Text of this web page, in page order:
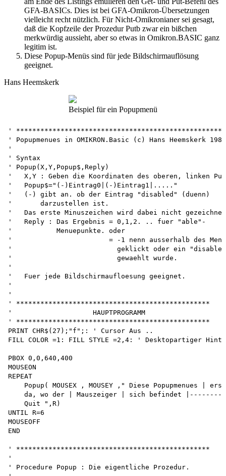
GFA-BASICs. Dies ist bei GFA-Omikron-Übersetzungen
vielleicht recht nützlich. Für Nicht-Omikronianer sei gesagt,
daß die Kopfzeile der Prozedur Putb zwar ein bißchen
merkwürdig aussieht, aber so etwas in Omikron.BASIC ganz
legitim ist.
Diese Popup-Menüs sind für jede Bildschirmauflösung
geeignet.
Hans Heemskerk
Beispiel für ein Popupmenü
' ****************************************************
' Popupmenues in OMIKRON.Basic (c) Hans Heemskerk
'
' Syntax
' Popup(X,Y,Popup$,Reply)
'   X,Y : Geben die Koordinaten des oberen, linken
'   Popup$="(-)Eintrag0|(-)Eintrag1|....."
'   (-) gibt an. ob der Eintrag "disabled" (duenn)
'       darzustellen ist.
'   Das erste Minuszeichen wird dabei nicht
'   Reply : Das Ergebnis = 0,1,2. .. fuer "able"-
'           Menuepunkte. oder
'                        = -1 nenn ausserhalb des
'                          geklickt oder ein "disabled"-
'                          gewaehlt wurde.
'
'   Fuer jede Bildschirmaufloesung geeignet.
'
'
' ************************************************
'                    HAUPTPROGRAMM
' ************************************************
PRINT CHR$(27);"f";: ' Cursor Aus ..
FILL COLOR =1: FILL STYLE =2,4: ' Desktopartiger
PBOX 0,0,640,400
MOUSEON
REPEAT
Popup( MOUSEX , MOUSEY ," Diese Popupmenues |
da, wo der | Mauszeiger | sich befindet
    Quit ",R)
UNTIL R=6
MOUSEOFF
END
' ************************************************
'
' Procedure Popup : Die eigentliche Prozedur.